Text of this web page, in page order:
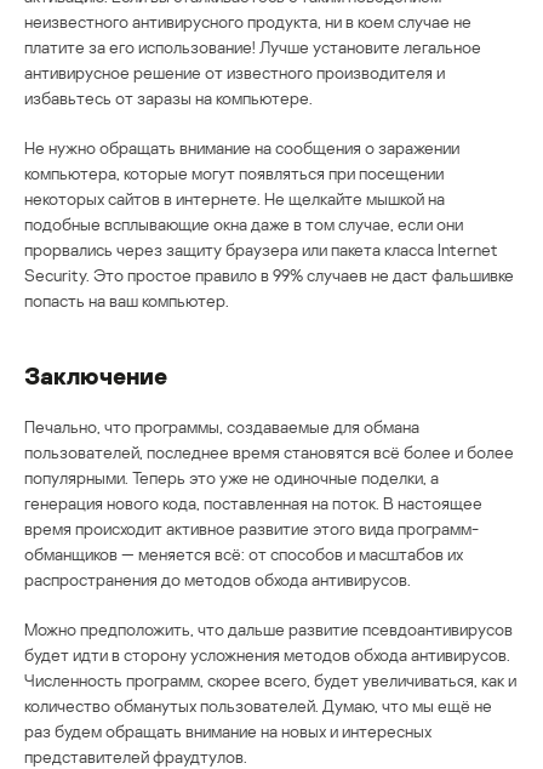
неизвестного антивирусного продукта, ни в коем случае не
платите за его использование! Лучше установите легальное
антивирусное решение от известного производителя и
избавьтесь от заразы на компьютере.
Не нужно обращать внимание на сообщения о заражении
компьютера, которые могут появляться при посещении
некоторых сайтов в интернете. Не щелкайте мышкой на
подобные всплывающие окна даже в том случае, если они
прорвались через защиту браузера или пакета класса Internet
Security. Это простое правило в 99% случаев не даст фальшивке
попасть на ваш компьютер.
Заключение
Печально, что программы, создаваемые для обмана
пользователей, последнее время становятся всё более и более
популярными. Теперь это уже не одиночные поделки, а
генерация нового кода, поставленная на поток. В настоящее
время происходит активное развитие этого вида программ-
обманщиков — меняется всё: от способов и масштабов их
распространения до методов обхода антивирусов.
Можно предположить, что дальше развитие псевдоантивирусов
будет идти в сторону усложнения методов обхода антивирусов.
Численность программ, скорее всего, будет увеличиваться, как и
количество обманутых пользователей. Думаю, что мы ещё не
раз будем обращать внимание на новых и интересных
представителей фраудтулов.